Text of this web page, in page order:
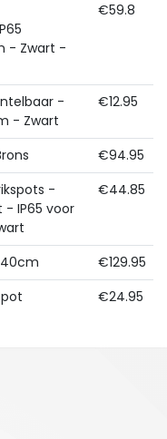
- Zwart -
€59.8
-
- Zwart
€12.95
€94.95
-
- IP65 voor
€44.85
40cm
€129.95
€24.95